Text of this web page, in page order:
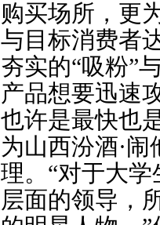
购买场所，更
与目标消费者
夯实的“吸粉”
产品想要迅速
也许是最快也
为山西汾酒·
理。“对于大
层面的领导，